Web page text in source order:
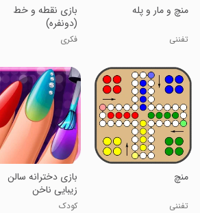
منچ و مار و پله
تفننی
بازی نقطه و خط
(دونفره)
فکری
منچ
تفننی
‏بازی دخترانه سالن
زیبایی ناخن
کودک